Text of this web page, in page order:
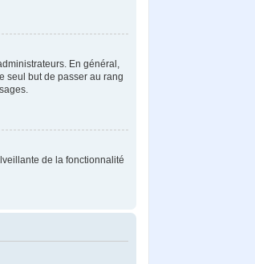
En général,
seul but de passer au rang
de la fonctionnalité